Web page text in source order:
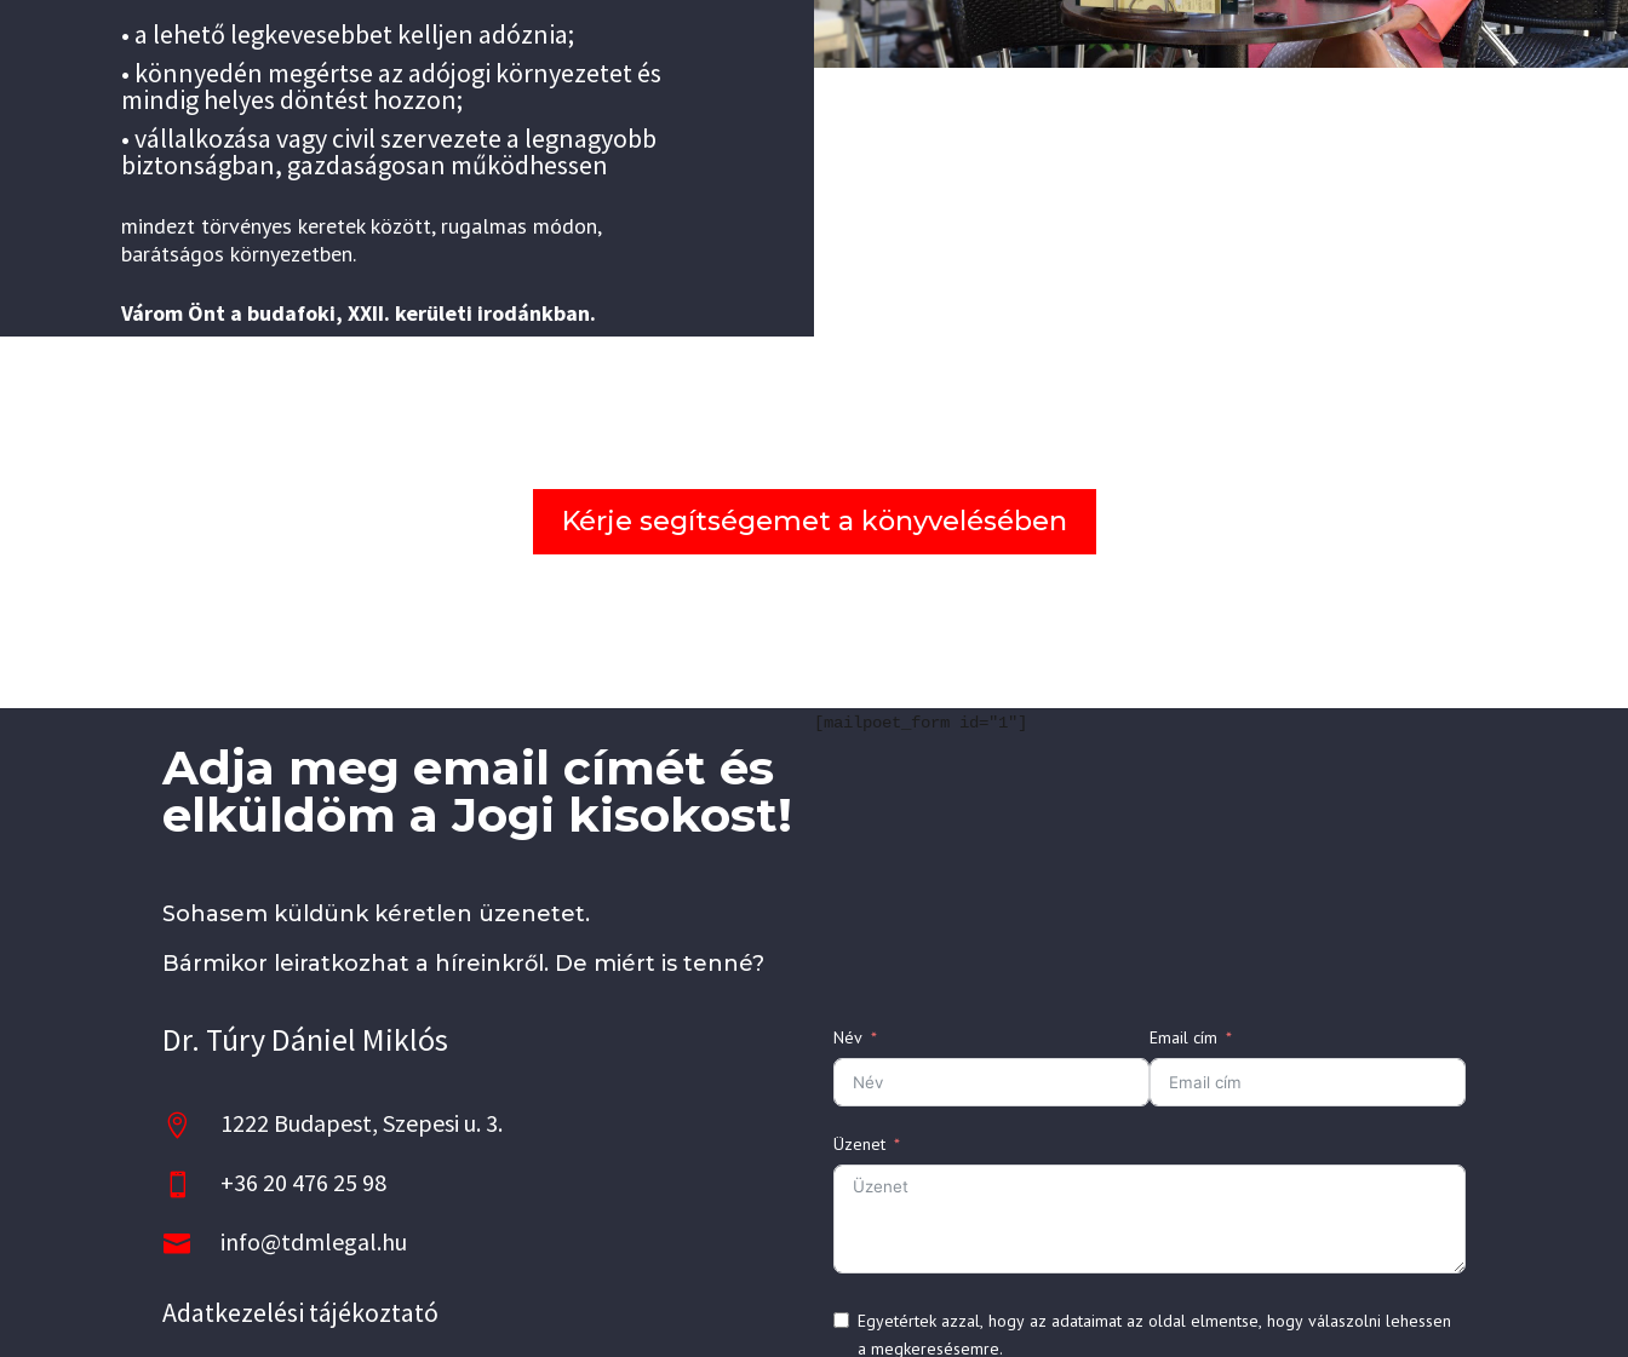
• a lehető legkevesebbet kelljen adóznia;
• könnyedén megértse az adójogi környezetet és
mindig helyes döntést hozzon;
• vállalkozása vagy civil szervezete a legnagyobb
biztonságban, gazdaságosan működhessen
mindezt törvényes keretek között, rugalmas módon,
barátságos környezetben.
Várom Önt a budafoki, XXII. kerületi irodánkban.
Kérje segítségemet a könyvelésében
Adja meg email címét és
elküldöm a Jogi kisokost!
Sohasem küldünk kéretlen üzenetet.
Bármikor leiratkozhat a híreinkről. De miért is tenné?
[mailpoet_form id="1"]
Dr. Túry Dániel Miklós
 1222 Budapest, Szepesi u. 3.
 +36 20 476 25 98
 info@tdmlegal.hu
Adatkezelési tájékoztató
Név Email cím
Üzenet
Egyetértek azzal, hogy az adataimat az oldal elmentse, hogy válaszolni lehessen
a megkeresésemre.